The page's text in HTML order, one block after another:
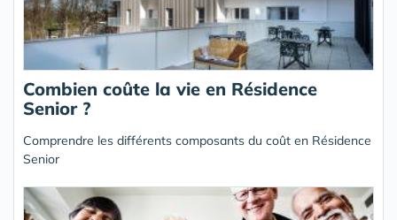
Combien coûte la vie en Résidence
Senior ?
Comprendre les différents composants du coût en Résidence
Senior